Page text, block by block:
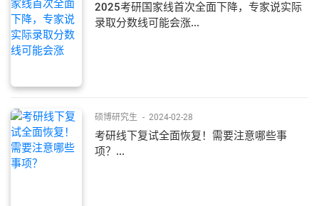
2025考研国家线首次全面下降，专家说实际
录取分数线可能会涨...
硕博研究生 - 2024-02-28
考研线下复试全面恢复！需要注意哪些事
项？...